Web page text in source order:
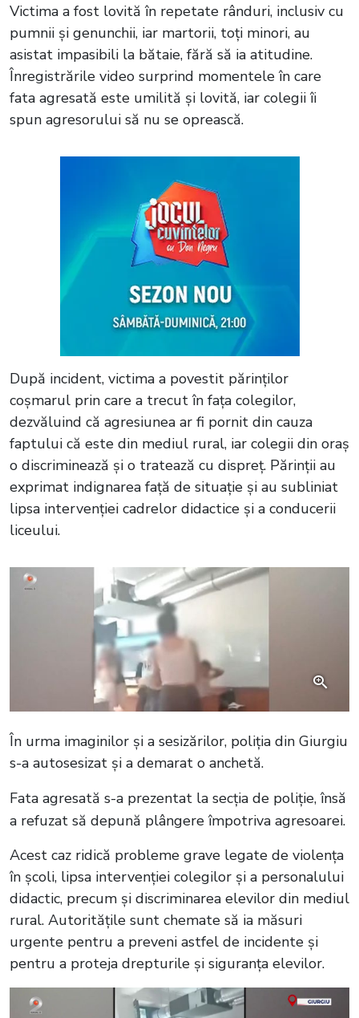
Victima a fost lovită în repetate rânduri, inclusiv cu
pumnii și genunchii, iar martorii, toți minori, au
asistat impasibili la bătaie, fără să ia atitudine.
Înregistrările video surprind momentele în care
fata agresată este umilită și lovită, iar colegii îi
spun agresorului să nu se oprească.
După incident, victima a povestit părinților
coșmarul prin care a trecut în fața colegilor,
dezvăluind că agresiunea ar fi pornit din cauza
faptului că este din mediul rural, iar colegii din oraș
o discriminează și o tratează cu dispreț. Părinții au
exprimat indignarea față de situație și au subliniat
lipsa intervenției cadrelor didactice și a conducerii
liceului.
În urma imaginilor și a sesizărilor, poliția din Giurgiu
s-a autosesizat și a demarat o anchetă.
Fata agresată s-a prezentat la secția de poliție, însă
a refuzat să depună plângere împotriva agresoarei.
Acest caz ridică probleme grave legate de violența
în școli, lipsa intervenției colegilor și a personalului
didactic, precum și discriminarea elevilor din mediul
rural. Autoritățile sunt chemate să ia măsuri
urgente pentru a preveni astfel de incidente și
pentru a proteja drepturile și siguranța elevilor.